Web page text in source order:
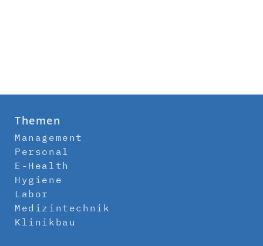
Themen
Management
Personal
E-Health
Hygiene
Labor
Medizintechnik
Klinikbau